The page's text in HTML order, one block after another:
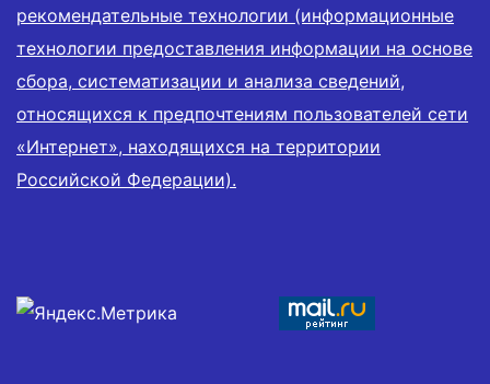
рекомендательные технологии (информационные
технологии предоставления информации на основе
сбора, систематизации и анализа сведений,
относящихся к предпочтениям пользователей сети
«Интернет», находящихся на территории
Российской Федерации).